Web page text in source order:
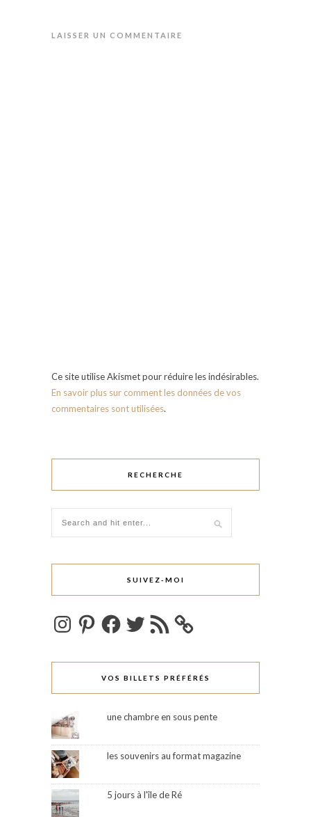
LAISSER UN COMMENTAIRE
Ce site utilise Akismet pour réduire les indésirables.
En savoir plus sur comment les données de vos
commentaires sont utilisées.
RECHERCHE
SUIVEZ-MOI
InstagramPinterestFacebookTwitterFlux
RSS
VOS BILLETS PRÉFÉRÉS
une chambre en sous pente
les souvenirs au format magazine
5 jours à l'île de Ré